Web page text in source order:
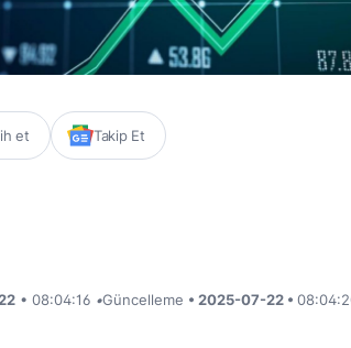
et Takip Et
• 08:04:16 •Güncelleme • 2025-07-22 •